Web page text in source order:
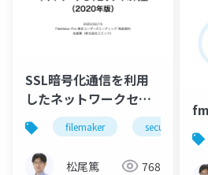
SSL暗号化通信を利用
したネットワークセキ
ュリティの向上（2020
年版）
filemaker security
松尾篤 768